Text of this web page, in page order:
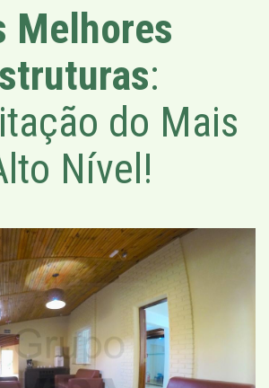
Melhores
:
do Mais
Nível!